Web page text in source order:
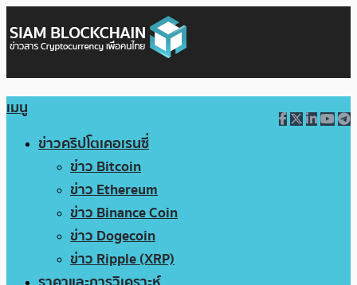
เมนู
ข่าวคริปโตเคอเรนซี่
ข่าว Bitcoin
ข่าว Ethereum
ข่าว Binance Coin
ข่าว Dogecoin
ข่าว Ripple (XRP)